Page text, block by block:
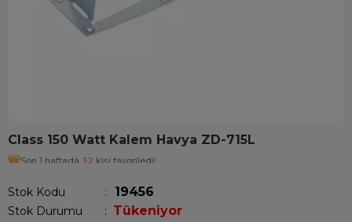
Class 150 Watt Kalem Havya ZD-715L
Stok Kodu 19456
Stok Durumu : Tükeniyor